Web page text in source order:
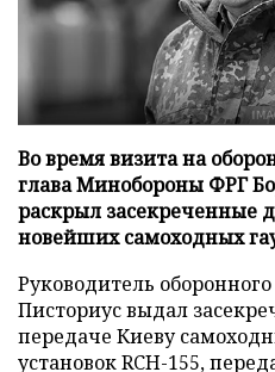
Во время визита на
глава Минобороны ФРГ
раскрыл засекреченные
новейших самоходных
Руководитель
Писториус выдал
передаче Киеву
установок RCH-155,